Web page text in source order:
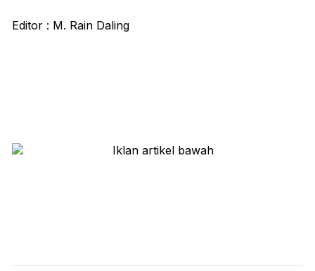
Editor : M. Rain Daling